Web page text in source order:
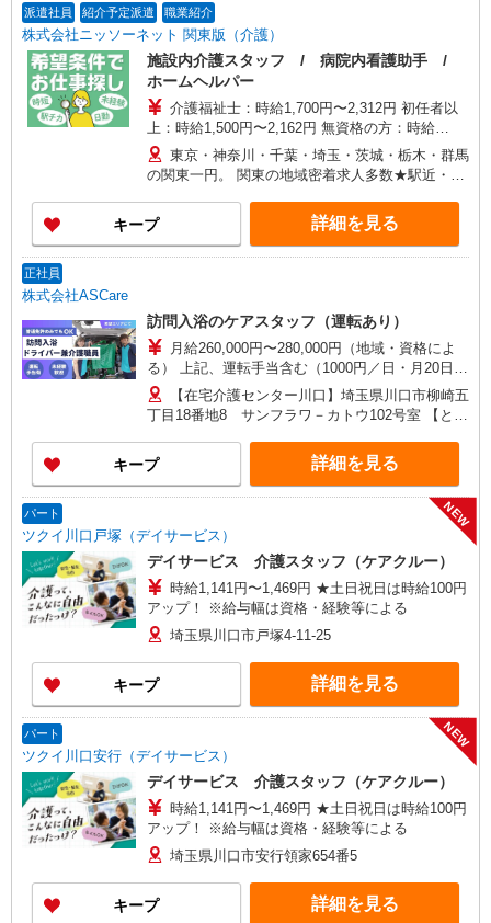
派遣社員 紹介予定派遣 職業紹介
株式会社ニッソーネット 関東版（介護）
施設内介護スタッフ / 病院内看護助手 /
ホームヘルパー
介護福祉士：時給1,700円〜2,312円 初任者以
上：時給1,500円〜2,162円 無資格の方：時給
1,350円〜1,925円 ※給与幅は勤務先による +交通
費、諸手当（勤務先による） +0円で介護資格が取
れる （別途規定） ★給与日払い制度あり！
東京・神奈川・千葉・埼玉・茨城・栃木・群馬
の関東一円。 関東の地域密着求人多数★駅近・家
キープ 詳細を見る
正社員
株式会社ASCare
訪問入浴のケアスタッフ（運転あり）
月給260,000円〜280,000円（地域・資格によ
る） 上記、運転手当含む（1000円／日・月20日換
算） ★介護福祉士の方は月給20,000円加算（資格
手当） 別途交通費支給（30,000円上限／月） 別途
残業手当（月平均残業時間15時間）残業代全額支
給
【在宅介護センター川口】埼玉県川口市柳崎五
丁目18番地8 サンフラワ－カトウ102号室 【とこ
川ビル1階 【在宅介護センター加須】埼玉県加須
市花崎一丁目23番地10 【在宅介護センター上尾】
埼玉県上尾市上町一丁目11番地20 伊藤店舗1階
【与野営業所】埼玉県さいたま市中央区本町東四
丁目2番地2 AMENITYHOUSE 【在宅介護センタ
ー春日部】埼玉県春日部市粕壁東二丁目3番地40
グレースヒル橋本202号室
キープ 詳細を見る
パート
ツクイ川口戸塚（デイサービス）
NEW
デイサービス 介護スタッフ（ケアクルー）
時給1,141円〜1,469円 ★土日祝日は時給100円
アップ！ ※給与幅は資格・経験等による
埼玉県川口市戸塚4-11-25
キープ 詳細を見る
パート
ツクイ川口安行（デイサービス）
NEW
デイサービス 介護スタッフ（ケアクルー）
時給1,141円〜1,469円 ★土日祝日は時給100円
アップ！ ※給与幅は資格・経験等による
埼玉県川口市安行領家654番5
キープ 詳細を見る